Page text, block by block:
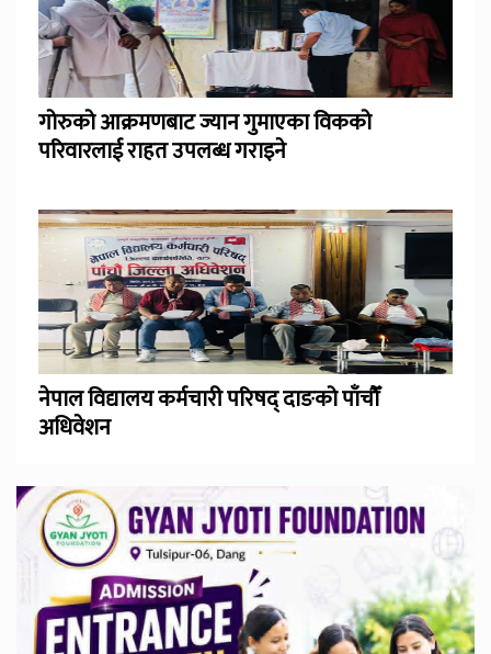
गोरुको आक्रमणबाट ज्यान गुमाएका विकको
परिवारलाई राहत उपलब्ध गराइने
नेपाल विद्यालय कर्मचारी परिषद् दाङको पाँचौँ
अधिवेशन